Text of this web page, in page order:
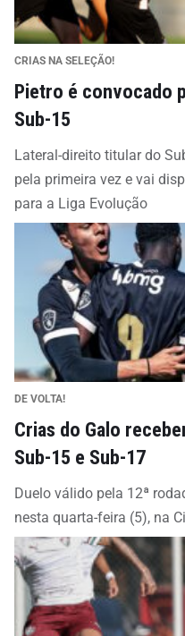
CRIAS NA SELEÇÃO!
Pietro é convocado
Sub-15
Lateral-direito titular do
pela primeira vez e vai
para a Liga Evolução
DE VOLTA!
Crias do Galo
Sub-15 e Sub-17
Duelo válido pela 12ª
nesta quarta-feira (5), na